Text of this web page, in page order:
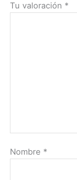
Tu valoración *
Nombre *